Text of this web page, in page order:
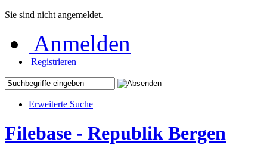
Sie sind nicht angemeldet.
Anmelden
Registrieren
Erweiterte Suche
Filebase - Republik Bergen